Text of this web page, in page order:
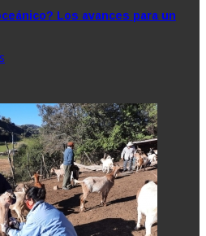
Los avances para un